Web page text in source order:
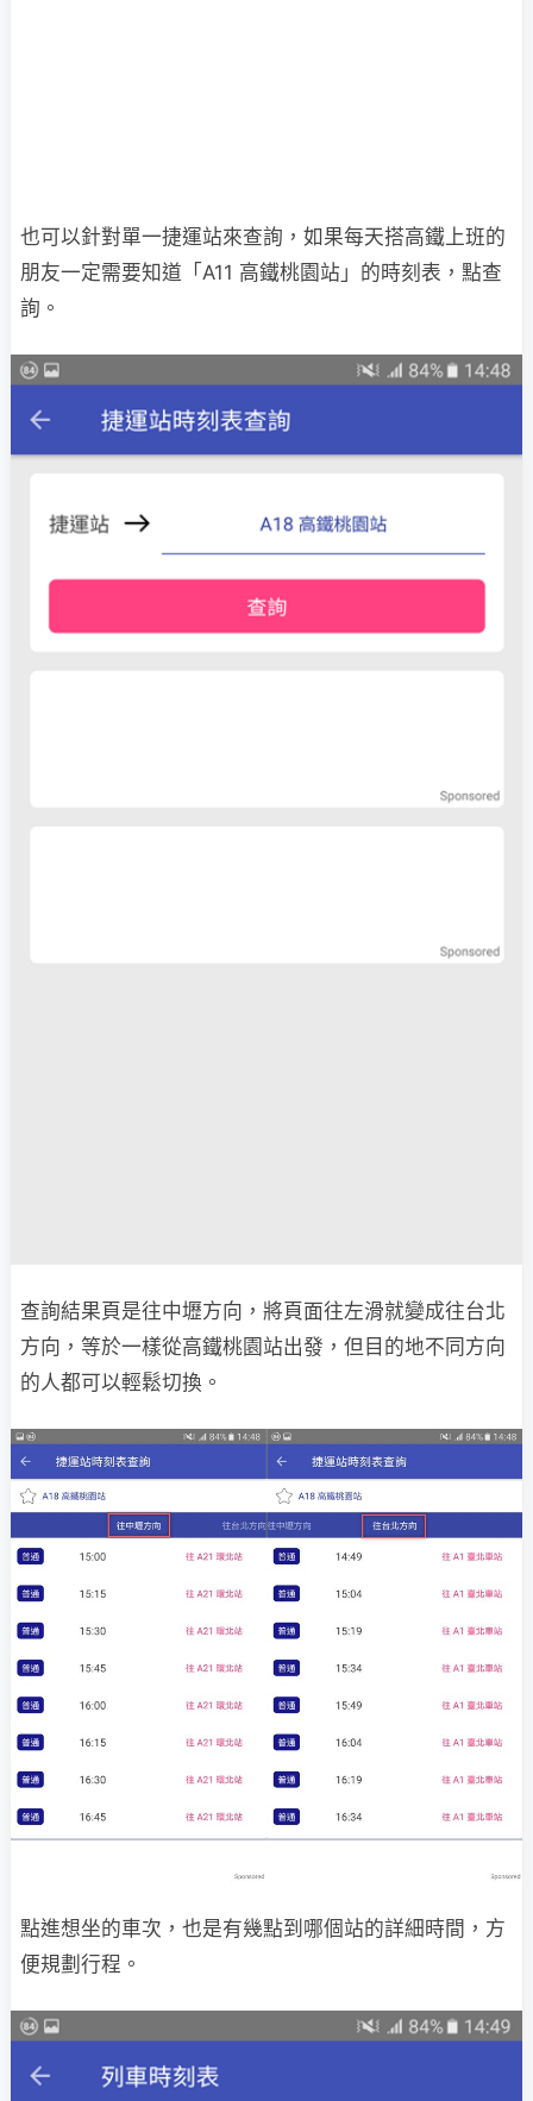
也可以針對單一捷運站來查詢，如果每天搭高鐵上班的
朋友一定需要知道「A11 高鐵桃園站」的時刻表，點查
詢。
查詢結果頁是往中壢方向，將頁面往左滑就變成往台北
方向，等於一樣從高鐵桃園站出發，但目的地不同方向
的人都可以輕鬆切換。
點進想坐的車次，也是有幾點到哪個站的詳細時間，方
便規劃行程。